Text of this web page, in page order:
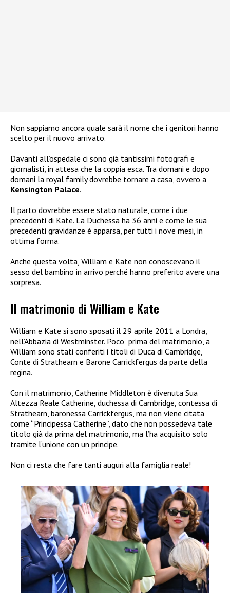
Non sappiamo ancora quale sarà il nome che i genitori hanno
scelto per il nuovo arrivato.
Davanti all’ospedale ci sono già tantissimi fotografi e
giornalisti, in attesa che la coppia esca. Tra domani e dopo
domani la royal family dovrebbe tornare a casa, ovvero a
Kensington Palace.
Il parto dovrebbe essere stato naturale, come i due
precedenti di Kate. La Duchessa ha 36 anni e come le sua
precedenti gravidanze è apparsa, per tutti i nove mesi, in
ottima forma.
Anche questa volta, William e Kate non conoscevano il
sesso del bambino in arrivo perché hanno preferito avere una
sorpresa.
Il matrimonio di William e Kate
William e Kate si sono sposati il 29 aprile 2011 a Londra,
nell’Abbazia di Westminster. Poco prima del matrimonio, a
William sono stati conferiti i titoli di Duca di Cambridge,
Conte di Strathearn e Barone Carrickfergus da parte della
regina.
Con il matrimonio, Catherine Middleton è divenuta Sua
Altezza Reale Catherine, duchessa di Cambridge, contessa di
Strathearn, baronessa Carrickfergus, ma non viene citata
come “Principessa Catherine”, dato che non possedeva tale
titolo già da prima del matrimonio, ma l’ha acquisito solo
tramite l’unione con un principe.
Non ci resta che fare tanti auguri alla famiglia reale!